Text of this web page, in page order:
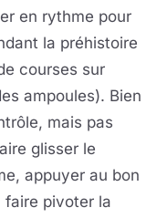
en rythme pour
la préhistoire
courses sur
ampoules). Bien
mais pas
glisser le
appuyer au bon
faire pivoter la